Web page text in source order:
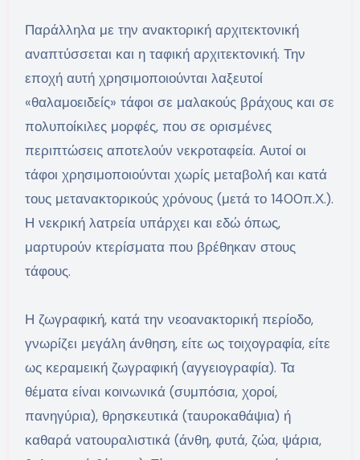
Παράλληλα με την ανακτορική αρχιτεκτονική
αναπτύσσεται και η ταφική αρχιτεκτονική. Την
εποχή αυτή χρησιμοποιούνται λαξευτοί
«θαλαμοειδείς» τάφοι σε μαλακούς βράχους και σε
πολυποίκιλες μορφές, που σε ορισμένες
περιπτώσεις αποτελούν νεκροταφεία. Αυτοί οι
τάφοι χρησιμοποιούνται χωρίς μεταβολή και κατά
τους μετανακτορικούς χρόνους (μετά το 1400π.Χ.).
Η νεκρική λατρεία υπάρχει και εδώ όπως,
μαρτυρούν κτερίσματα που βρέθηκαν στους
τάφους.
Η ζωγραφική, κατά την νεοανακτορική περίοδο,
γνωρίζει μεγάλη άνθηση, είτε ως τοιχογραφία, είτε
ως κεραμεική ζωγραφική (αγγειογραφία). Τα
θέματα είναι κοινωνικά (συμπόσια, χοροί,
πανηγύρια), θρησκευτικά (ταυροκαθάψια) ή
καθαρά νατουραλιστικά (άνθη, φυτά, ζώα, ψάρια,